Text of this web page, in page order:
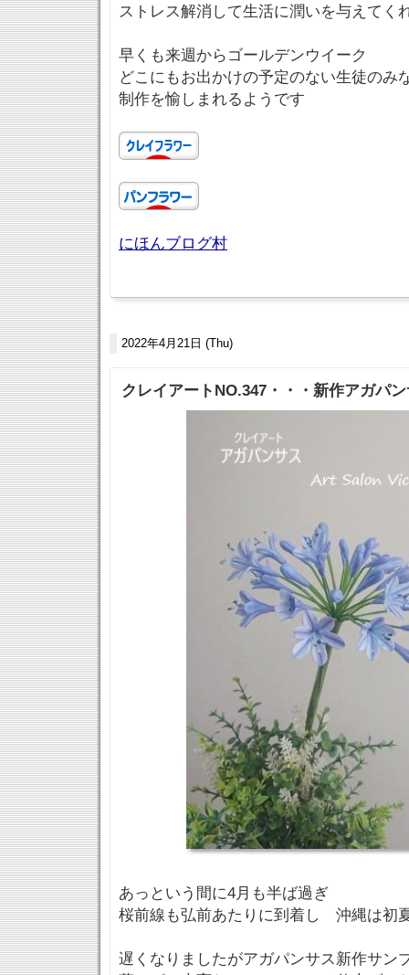
ストレス解消して生活に潤いを与えてく
早くも来週からゴールデンウイーク
どこにもお出かけの予定のない生徒のみ
制作を愉しまれるようです
にほんブログ村
2022年4月21日 (Thu)
クレイアートNO.347・・・新作アガパ
あっという間に4月も半ば過ぎ
桜前線も弘前あたりに到着し 沖縄は初
遅くなりましたがアガパンサス新作サン